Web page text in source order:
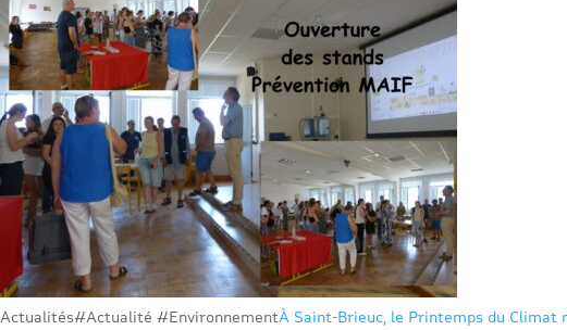
Actualités#Actualité #EnvironnementÀ Saint-Brieuc, le Printemps du